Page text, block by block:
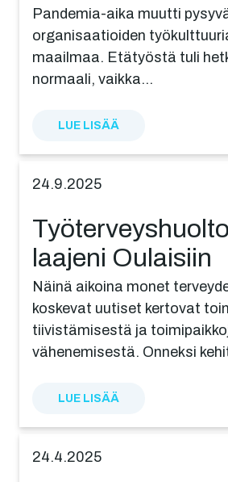
Pandemia-aika muutti
organisaatioiden
maailmaa. Etätyöstä tuli
normaali, vaikka…
LUE LISÄÄ
24.9.2025
laajeni Oulaisiin
Näinä aikoina monet
koskevat uutiset kertovat
tiivistämisestä ja
vähenemisestä. Onneksi
LUE LISÄÄ
24.4.2025